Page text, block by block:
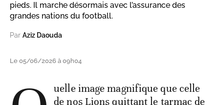
pieds. Il marche désormais avec l’assurance des
grandes nations du football.
Par Aziz Daouda
Le 05/06/2026 à 09h04
uelle image magnifique que celle
de nos Lions quittant le tarmac de